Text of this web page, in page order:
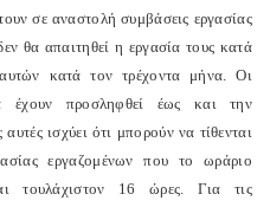
σε αναστολή συμβάσεις εργασίας
θα απαιτηθεί η εργασία τους κατά
αυτών κατά τον τρέχοντα μήνα. Οι
έχουν προσληφθεί έως και την
ισχύει ότι μπορούν να τίθενται
εργαζομένων που το ωράριο
τουλάχιστον 16 ώρες. Για τις